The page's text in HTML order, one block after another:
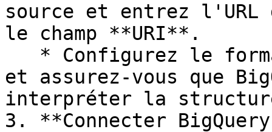
source et entrez l'URL
le champ **URI**.
et assurez-vous que
interpréter la
3. **Connecter